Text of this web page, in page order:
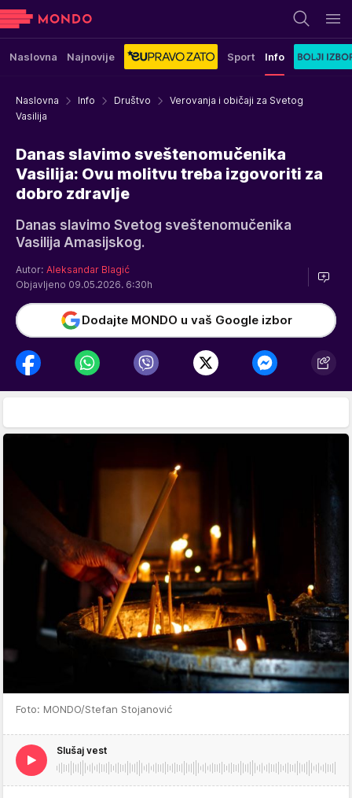
Naslovna Najnovije Sport Info
Naslovna Info Društvo
Verovanja i običaji za Svetog
Vasilija
Danas slavimo sveštenomučenika
Vasilija: Ovu molitvu treba izgovoriti za
dobro zdravlje
Danas slavimo Svetog sveštenomučenika
Vasilija Amasijskog.
Autor: Aleksandar Blagić
Objavljeno 09.05.2026. 6:30h
Dodajte MONDO u vaš Google izbor
Foto: MONDO/Stefan Stojanović
Slušaj vest